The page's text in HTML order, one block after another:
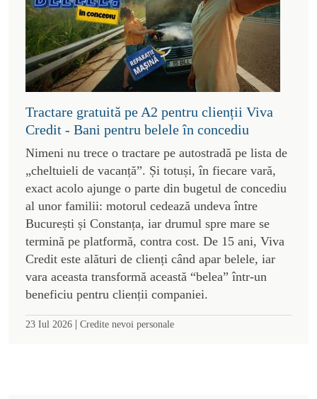
Tractare gratuită pe A2 pentru clienții Viva
Credit - Bani pentru belele în concediu
Nimeni nu trece o tractare pe autostradă pe lista de
„cheltuieli de vacanță”. Și totuși, în fiecare vară,
exact acolo ajunge o parte din bugetul de concediu
al unor familii: motorul cedează undeva între
București și Constanța, iar drumul spre mare se
termină pe platformă, contra cost. De 15 ani, Viva
Credit este alături de clienți când apar belele, iar
vara aceasta transformă această “belea” într-un
beneficiu pentru clienții companiei.
23 Iul 2026 | Credite nevoi personale